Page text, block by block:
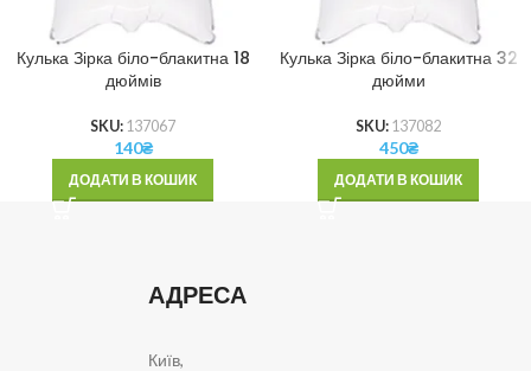
Кулька Зірка біло-блакитна 18
дюймів
SKU: 137067
140₴
ДОДАТИ В КОШИК
Кулька Зірка біло-блакитна 32
дюйми
SKU: 137082
450₴
ДОДАТИ В КОШИК
АДРЕСА
Київ,